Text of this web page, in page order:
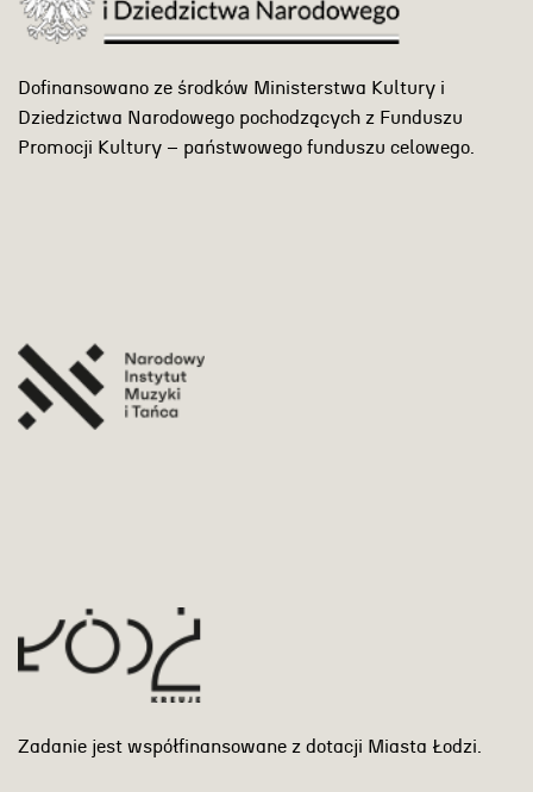
Dofinansowano ze środków Ministerstwa Kultury i
Dziedzictwa Narodowego pochodzących z Funduszu
Promocji Kultury – państwowego funduszu celowego.
Zadanie jest współfinansowane z dotacji Miasta Łodzi.